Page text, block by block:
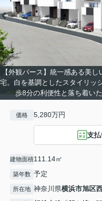
【外観パース】統一感ある美
宅。白を基調としたスタイリッ
歩8分の利便性と落ち着い
価格 5,280万円
支
建物面積111.14㎡
築年数 予定
所在地 神奈川県横浜市旭区